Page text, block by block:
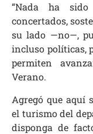
“Nada ha
concertados,
su lado —no—,
incluso políticas,
permiten
Verano.
Agregó que aquí
el turismo del
disponga de